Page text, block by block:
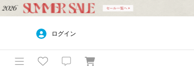
ログイン